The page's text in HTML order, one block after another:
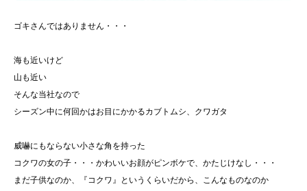
ゴキさんではありません・・・
海も近いけど
山も近い
そんな当社なので
シーズン中に何回かはお目にかかるカブトムシ、クワガタ
威嚇にもならない小さな角を持った
コクワの女の子・・・かわいいお顔がピンボケで、かたじけなし・・・
まだ子供なのか、『コクワ』というくらいだから、こんなものなのか